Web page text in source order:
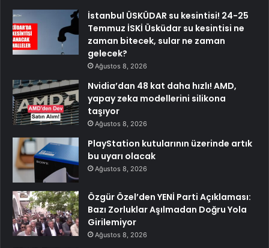
İstanbul ÜSKÜDAR su kesintisi! 24-25
Temmuz İSKİ Üsküdar su kesintisi ne
zaman bitecek, sular ne zaman
gelecek?
Ağustos 8, 2026
Nvidia’dan 48 kat daha hızlı! AMD,
yapay zeka modellerini silikona
taşıyor
Ağustos 8, 2026
PlayStation kutularının üzerinde artık
bu uyarı olacak
Ağustos 8, 2026
Özgür Özel’den YENİ Parti Açıklaması:
Bazı Zorluklar Aşılmadan Doğru Yola
Girilemiyor
Ağustos 8, 2026